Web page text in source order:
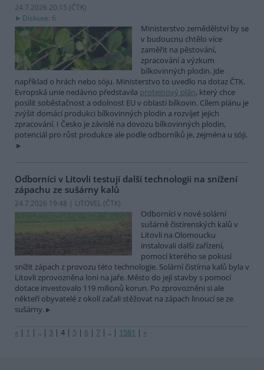
24.7.2026 20:15 (ČTK)
Diskuse: 6
Ministerstvo zemědělství by se
v budoucnu chtělo více
zaměřit na pěstování,
zpracování a výzkum
bílkovinných plodin. Jde
například o hrách nebo sóju. Ministerstvo to uvedlo na dotaz ČTK.
Evropská unie nedávno představila proteinový plán, který chce
posílit soběstačnost a odolnost EU v oblasti bílkovin. Cílem plánu je
zvýšit domácí produkci bílkovinných plodin a rozvíjet jejich
zpracování. I Česko je závislé na dovozu bílkovinných plodin,
potenciál pro růst produkce ale podle odborníků je, zejména u sóji.
Odborníci v Litovli testují další technologii na snížení
zápachu ze sušárny kalů
24.7.2026 19:48 | LITOVEL (ČTK)
Odborníci v nové solární
sušárně čistírenských kalů v
Litovli na Olomoucku
instalovali další zařízení,
pomocí kterého se pokusí
snížit zápach z provozu této technologie. Solární čistírna kalů byla v
Litovli zprovozněna loni na jaře. Město do její stavby s pomocí
dotace investovalo 119 milionů korun. Po zprovozněni si ale
někteří obyvatelé z okolí začali stěžovat na zápach linoucí se ze
sušárny.
« | 1 | .. | 3 | 4 | 5 | 6 | 7 | .. | 1581 | »